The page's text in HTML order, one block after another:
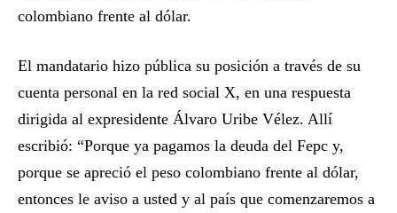
colombiano frente al dólar.
El mandatario hizo pública su posición a través de su
cuenta personal en la red social X, en una respuesta
dirigida al expresidente Álvaro Uribe Vélez. Allí
escribió: “Porque ya pagamos la deuda del Fepc y,
porque se apreció el peso colombiano frente al dólar,
entonces le aviso a usted y al país que comenzaremos a